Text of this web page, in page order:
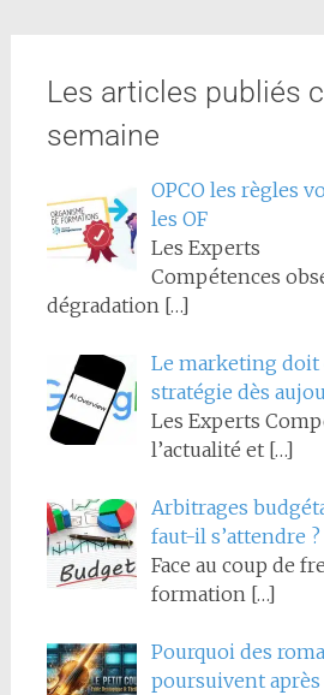
Les articles publiés
semaine
OPCO les règles
les OF
Les Experts
Compétences
dégradation […]
Le marketing doit
stratégie dès
Les Experts
l’actualité et […]
Arbitrages
faut-il s’attendre ?
Face au coup de
formation […]
Pourquoi des
poursuivent après